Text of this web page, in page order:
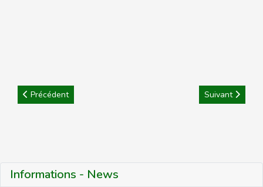
Informations - News
Article précédent : 2025 : CDC Féminin Listes Joueuses Brûlées
Précédent Article suivant
Suivant